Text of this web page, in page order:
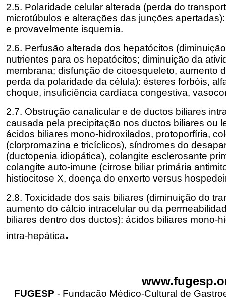
2.5. Polaridade celular alterada (perda do
microtúbulos e alterações das junções
e provavelmente isquemia.
2.6. Perfusão alterada dos hepatócitos
nutrientes para os hepatócitos; diminuição da
membrana; disfunção de citoesqueleto, aumento
perda da polaridade da célula): ésteres forbóis,
choque, insuficiência cardíaca congestiva,
2.7. Obstrução canalicular e de ductos biliares
causada pela precipitação nos ductos biliares ou
ácidos biliares mono-hidroxilados, protoporfíria,
(clorpromazina e tricíclicos), síndromes do
(ductopenia idiopática), colangite esclerosante
colangite auto-imune (cirrose biliar primária
histiocitose X, doença do enxerto versus
2.8. Toxicidade dos sais biliares (diminuição do
aumento do cálcio intracelular ou da
biliares dentro dos ductos): ácidos biliares mono-
intra-hepática.
FUGESP - Fundação Médico-Cultural de